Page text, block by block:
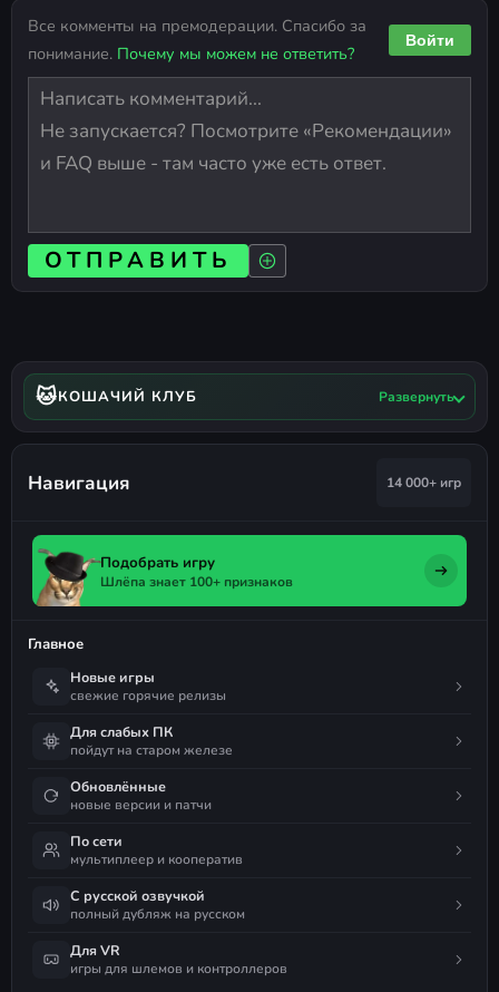
Все комменты на премодерации. Спасибо за
понимание. Почему мы можем не ответить?
Войти
ОТПРАВИТЬ
🐱КОШАЧИЙ КЛУБ Развернуть
Навигация 14 000+ игр
Подобрать игру
Шлёпа знает 100+ признаков
Главное
Новые игры
свежие горячие релизы
Для слабых ПК
пойдут на старом железе
Обновлённые
новые версии и патчи
По сети
мультиплеер и кооператив
С русской озвучкой
полный дубляж на русском
Для VR
игры для шлемов и контроллеров